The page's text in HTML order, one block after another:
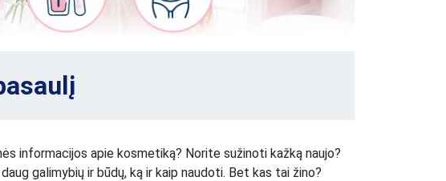
informacijos apie kosmetiką? Norite sužinoti kažką naujo?
galimybių ir būdų, ką ir kaip naudoti. Bet kas tai žino?